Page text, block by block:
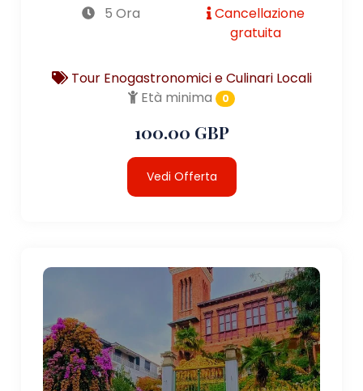
5 Ora
Cancellazione
gratuita
Tour Enogastronomici e Culinari Locali
Età minima
0
100.00 GBP
Vedi Offerta